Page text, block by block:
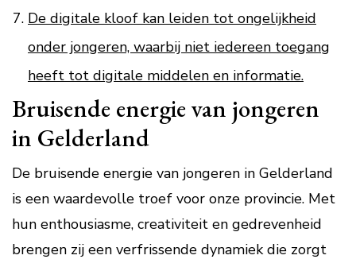
De digitale kloof kan leiden tot ongelijkheid
onder jongeren, waarbij niet iedereen toegang
heeft tot digitale middelen en informatie.
Bruisende energie van jongeren
in Gelderland
De bruisende energie van jongeren in Gelderland
is een waardevolle troef voor onze provincie. Met
hun enthousiasme, creativiteit en gedrevenheid
brengen zij een verfrissende dynamiek die zorgt